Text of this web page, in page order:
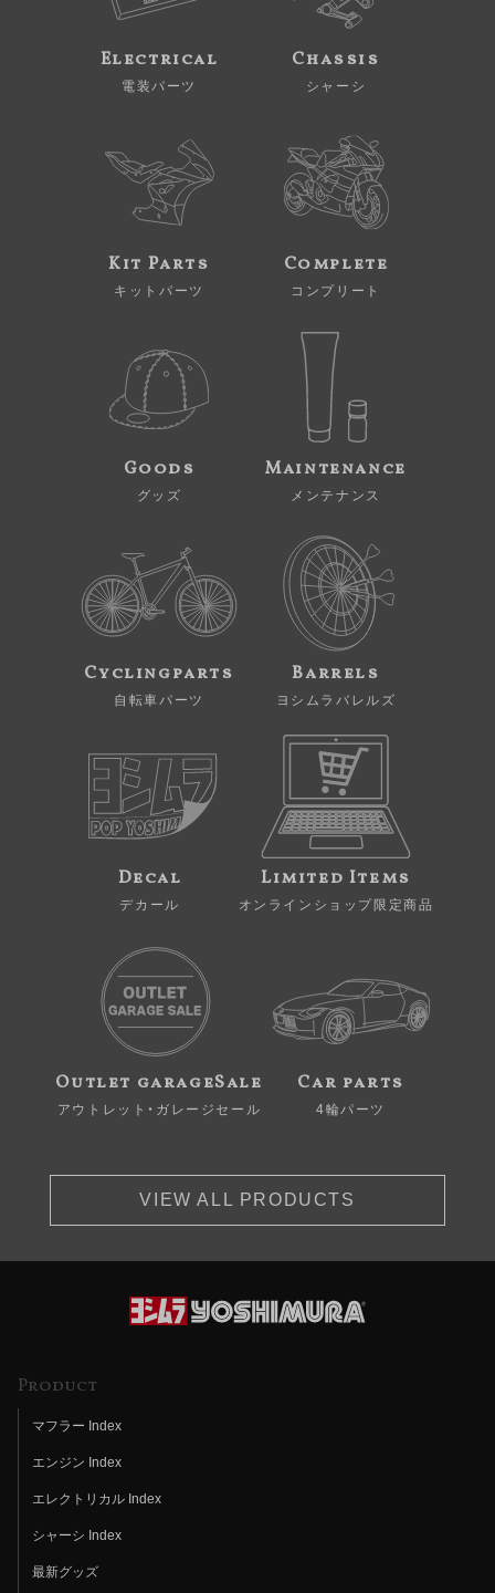
Electrical
電装パーツ
Chassis
シャーシ
Kit Parts
キットパーツ
Complete
コンプリート
Goods
グッズ
Maintenance
メンテナンス
Cyclingparts
自転車パーツ
Barrels
ヨシムラバレルズ
Decal
デカール
Limited Items
オンラインショップ限定商品
Outlet garageSale
アウトレット・ガレージセール
Car parts
4輪パーツ
VIEW ALL PRODUCTS
Product
マフラー Index
エンジン Index
エレクトリカル Index
シャーシ Index
最新グッズ